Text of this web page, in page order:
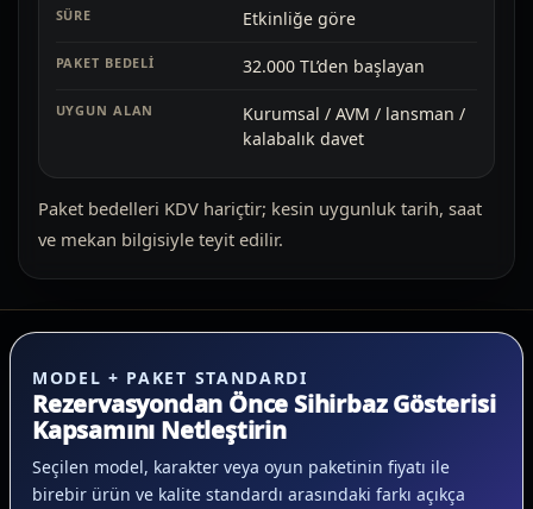
Etkinliğe göre
32.000 TL’den başlayan
Kurumsal / AVM / lansman /
kalabalık davet
Paket bedelleri KDV hariçtir; kesin uygunluk tarih, saat
ve mekan bilgisiyle teyit edilir.
MODEL + PAKET STANDARDI
Rezervasyondan Önce Sihirbaz Gösterisi
Kapsamını Netleştirin
Seçilen model, karakter veya oyun paketinin fiyatı ile
birebir ürün ve kalite standardı arasındaki farkı açıkça